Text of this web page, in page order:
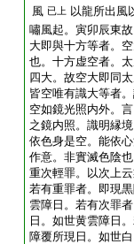
風 已上 以龍所出風
嘯風起。寅卯辰東
大即與十方等者。
也。十方虚空者。
四大。故空大即同
皆空唯有識大等者
空如鏡光照内外。
之鏡内照。識明縁
依色身是空。能依
作意。非實滅色陰
重次輕罪。以次上
若有重罪者。即現
雲障日。若有次罪
日。如世黄雲障日
障覆所現日。如世